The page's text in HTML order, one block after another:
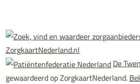
De
gewaardeerd op ZorgkaartNederland.